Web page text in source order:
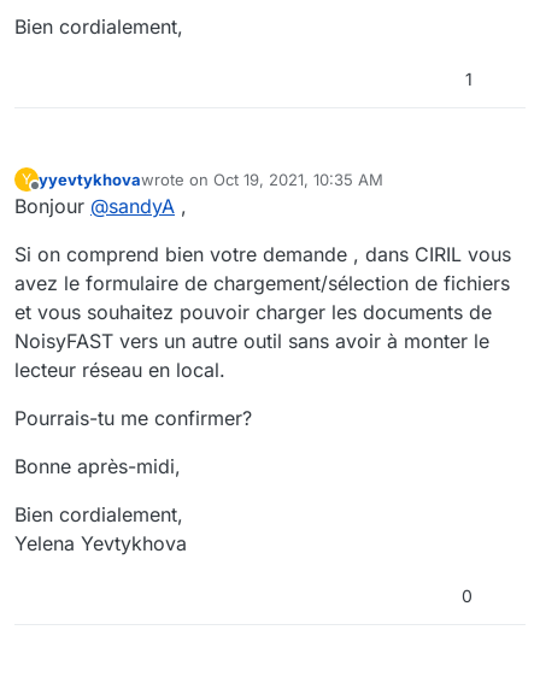
Bien cordialement,
1
Y
Offline
yyevtykhovawrote on Oct 19, 2021, 10:35 AM
last edited by
Bonjour @sandyA ,
Si on comprend bien votre demande , dans CIRIL vous
avez le formulaire de chargement/sélection de fichiers
et vous souhaitez pouvoir charger les documents de
NoisyFAST vers un autre outil sans avoir à monter le
lecteur réseau en local.
Pourrais-tu me confirmer?
Bonne après-midi,
Bien cordialement,
Yelena Yevtykhova
0